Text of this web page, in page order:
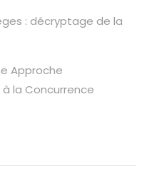
: décryptage de la
Approche
la Concurrence